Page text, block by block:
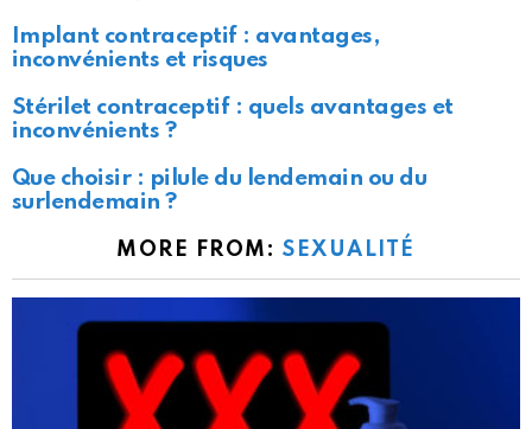
Implant contraceptif : avantages,
inconvénients et risques
Stérilet contraceptif : quels avantages et
inconvénients ?
Que choisir : pilule du lendemain ou du
surlendemain ?
MORE FROM:SEXUALITÉ